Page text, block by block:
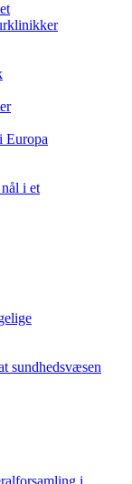
Europa
i et
sundhedsvæsen
i